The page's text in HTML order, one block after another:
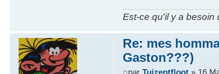
Est-ce qu'il y a besoin
Re: mes
Gaston???)
par Tuizentfloot» 16